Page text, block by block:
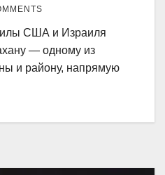
США и Израиля
— одному из
и району, напрямую